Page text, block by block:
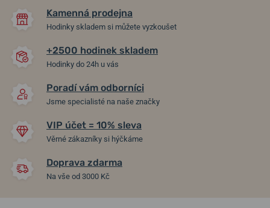
Kamenná prodejna
Hodinky skladem si můžete vyzkoušet
+2500 hodinek skladem
Hodinky do 24h u vás
Poradí vám odborníci
Jsme specialisté na naše značky
VIP účet = 10% sleva
Věrné zákazníky si hýčkáme
Doprava zdarma
Na vše od 3000 Kč